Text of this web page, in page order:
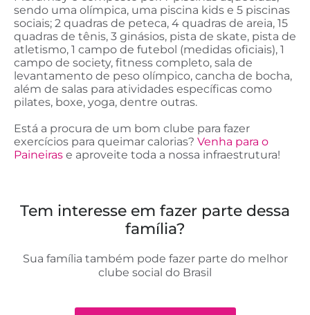
sendo uma olímpica, uma piscina kids e 5 piscinas
sociais; 2 quadras de peteca, 4 quadras de areia, 15
quadras de tênis, 3 ginásios, pista de skate, pista de
atletismo, 1 campo de futebol (medidas oficiais), 1
campo de society, fitness completo, sala de
levantamento de peso olímpico, cancha de bocha,
além de salas para atividades específicas como
pilates, boxe, yoga, dentre outras.
Está a procura de um bom clube para fazer
exercícios para queimar calorias? Venha para o
Paineiras e aproveite toda a nossa infraestrutura!
Tem interesse em fazer parte dessa
família?
Sua família também pode fazer parte do melhor
clube social do Brasil